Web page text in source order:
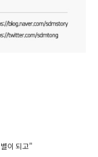
이 되고"